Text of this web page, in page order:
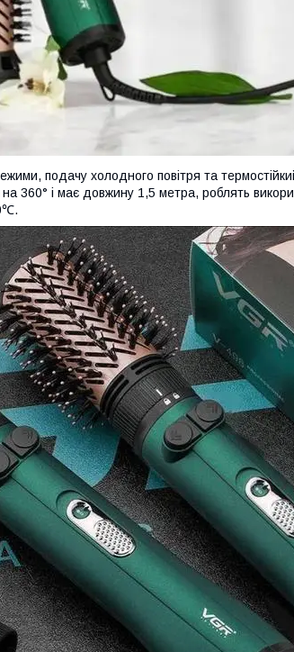
подачу холодного повітря та
360° і має довжину 1,5 метра, роблять